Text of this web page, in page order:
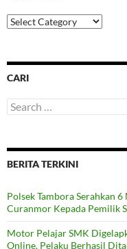
Categories
CARI
Search
for:
BERITA TERKINI
Polsek Tambora Serahkan
Curanmor Kepada Pemilik
Motor Pelajar SMK
Online, Pelaku Berhasil